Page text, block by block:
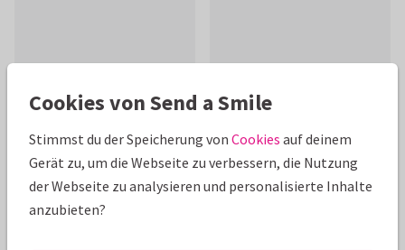
Schöne Extras zu deiner Karte
Cookies von Send a Smile
Stimmst du der Speicherung von Cookies auf deinem
Gerät zu, um die Webseite zu verbessern, die Nutzung
der Webseite zu analysieren und personalisierte Inhalte
anzubieten?